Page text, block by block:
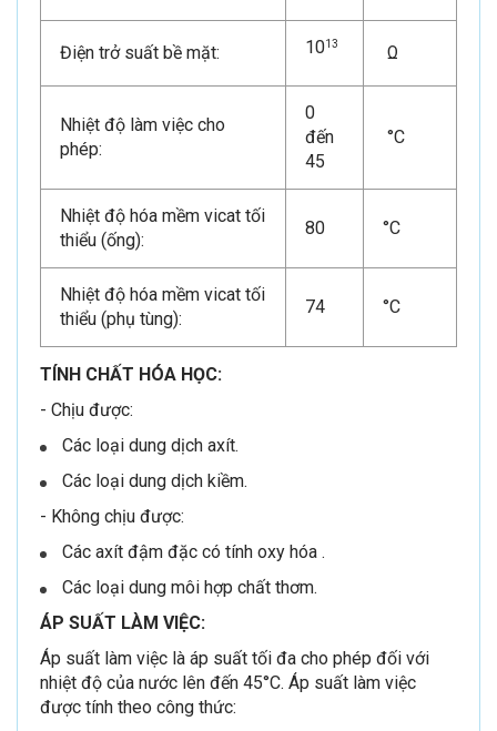
Điện trở suất bề mặt: 1013 Ω
Nhiệt độ làm việc cho
phép:
0
đến
45
°C
Nhiệt độ hóa mềm vicat tối
thiểu (ống):
80 °C
Nhiệt độ hóa mềm vicat tối
thiểu (phụ tùng):
74 °C
TÍNH CHẤT HÓA HỌC:
- Chịu được:
Các loại dung dịch axít.
Các loại dung dịch kiềm.
- Không chịu được:
Các axít đậm đặc có tính oxy hóa .
Các loại dung môi hợp chất thơm.
ÁP SUẤT LÀM VIỆC:
Áp suất làm việc là áp suất tối đa cho phép đối với
nhiệt độ của nước lên đến 45°C. Áp suất làm việc
được tính theo công thức: